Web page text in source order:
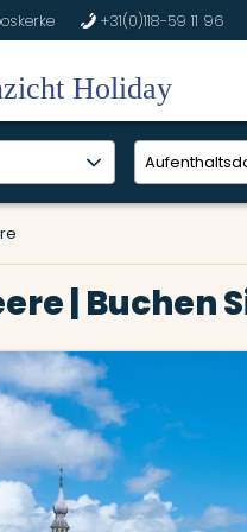
b +31(0)118-59 11 96
| Buchen